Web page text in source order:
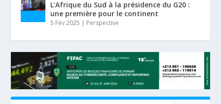
L’Afrique du Sud à la présidence du G20 :
une première pour le continent
5 Fév 2025 | Perspective